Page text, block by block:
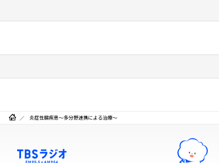
炎症性腸疾患～多分野連携による治療～